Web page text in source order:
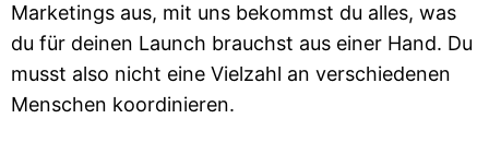
Marketings aus, mit uns bekommst du alles, was
du für deinen Launch brauchst aus einer Hand. Du
musst also nicht eine Vielzahl an verschiedenen
Menschen koordinieren.